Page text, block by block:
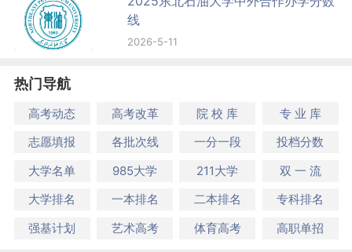
线
2026-5-11
热门导航
高考动态 高考改革 院 校 库
专 业 库
志愿填报
各批次线 一分一段
投档分数
大学名单
985大学 211大学
双 一 流
大学排名
一本排名 二本排名
专科排名
强基计划
艺术高考 体育高考 高职单招